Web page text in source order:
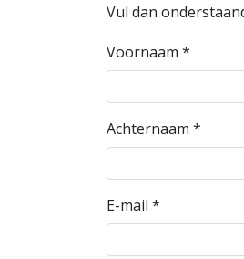
Vul dan
Voornaam *
Achternaam *
E-mail *